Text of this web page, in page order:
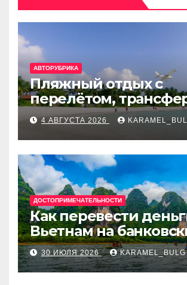
АВТОРУБРИКА
Пляжный отдых с
перелётом,
отелем на
Турции, Греции,
и Европе
4 АВГУСТА 2026
ДОСТОПРИМЕЧАТЕЛЬНОСТИ
Как перевести
Вьетнам на
счёт: VietcomBank,
Techcombank и
банки
30 ИЮЛЯ 2026 KARAMEL_BULG